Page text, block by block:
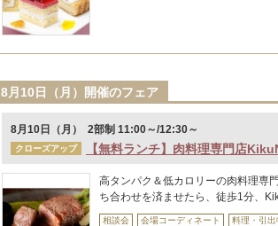
8月10日（月）開催のフェア
8月10日（月） 2部制 11:00～/12:30～
クローズアップ 【無料ランチ】肉料理専門店
高タンパク＆低カロリーの肉料理専
ち合わせを済ませたら、徒歩1分、
相談会 会場コーディネート
料理・引